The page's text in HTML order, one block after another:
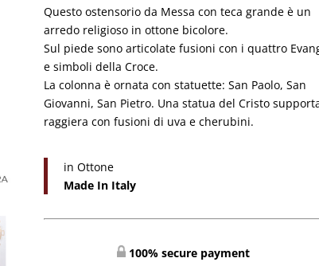
Questo ostensorio da Messa con teca grande è un
arredo religioso in ottone bicolore.
Sul piede sono articolate fusioni con i quattro
e simboli della Croce.
La colonna è ornata con statuette: San Paolo, San
Giovanni, San Pietro. Una statua del Cristo
raggiera con fusioni di uva e cherubini.
in Ottone
Made In Italy
100% secure payment